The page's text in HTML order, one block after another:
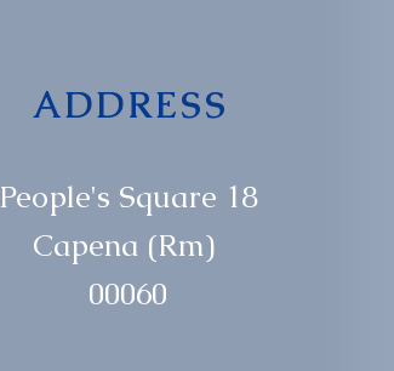
ADDRESS
People's Square 18
Capena (Rm)
00060